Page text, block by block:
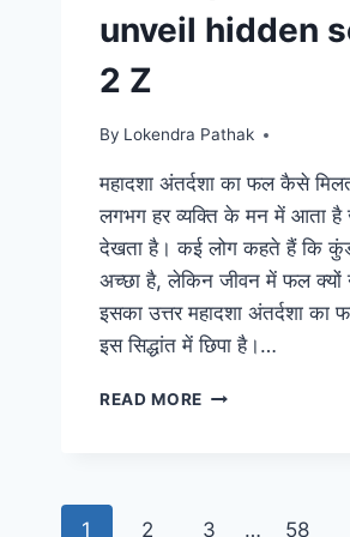
unveil hidden
2 Z
By Lokendra Pathak
महादशा अंतर्दशा का फल कैसे
लगभग हर व्यक्ति के मन में आता है
देखता है। कई लोग कहते हैं कि
अच्छा है, लेकिन जीवन में फल क्यों
इसका उत्तर महादशा अंतर्दशा का
इस सिद्धांत में छिपा है।…
READ MORE महादशा
मिलता
Page
1 2 3 … 58